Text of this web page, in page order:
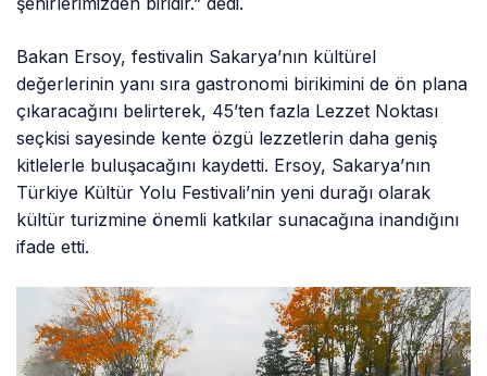
Bakan Ersoy, festivalin Sakarya’nın kültürel
değerlerinin yanı sıra gastronomi birikimini de ön plana
çıkaracağını belirterek, 45’ten fazla Lezzet Noktası
seçkisi sayesinde kente özgü lezzetlerin daha geniş
kitlelerle buluşacağını kaydetti. Ersoy, Sakarya’nın
Türkiye Kültür Yolu Festivali’nin yeni durağı olarak
kültür turizmine önemli katkılar sunacağına inandığını
ifade etti.